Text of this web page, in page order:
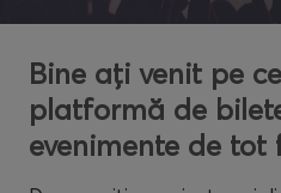
Bine ați venit pe
platformă de
evenimente de tot